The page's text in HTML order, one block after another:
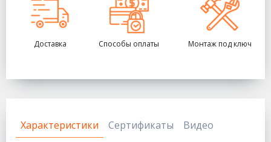
Доставка Способы оплаты Монтаж под ключ
Характеристики Сертификаты Видео